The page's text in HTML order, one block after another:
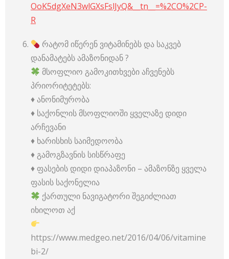
OoK5dgXeN3wlGXsFslJyQ&__tn__=%2CO%2CP-
R
რატომ იწერენ ვიტამინებს და საკვებ
დანამატებს ამაზონიდან ?
მსოფლიო გამოკითხვები აჩვენებს
პრიორიტეტებს:
♦️ ანონიმურობა
♦️ საქონლის მსოფლიოში ყველაზე დიდი
არჩევანი
♦️ ხარისხის საიმედოობა
♦️ გამოგზავნის სისწრაფე
♦️ ფასების დიდი დიაპაზონი – ამაზონზე ყველა
ფასის საქონელია
ქართული ნავიგატორი შეგიძლიათ
იხილოთ აქ
https://www.medgeo.net/2016/04/06/vitamine
bi-2/